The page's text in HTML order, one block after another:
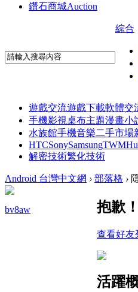
鑽石商城Auction
綜合
遊戲交流遊戲下載軟體交
手機影視桌布主題漫畫小
水族館手機音樂二手市場
HTCSonySamsungTWM
解密技術繁化技術
Android 台灣中文網 › 部落格 ›
bv8aw 抱歉
查看好友
活躍